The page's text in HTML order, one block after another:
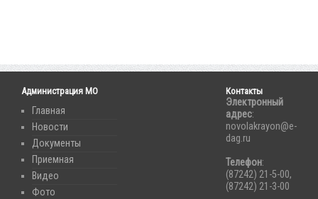
Администрация МО
Главная
Новости
Документы
Приемная
Видео
Фото
Контакты
Электронный
адрес:
novolakrayon@e-
dag.ru
Телефон:
(87242) 21-5-00,
(87242) 21-3-00